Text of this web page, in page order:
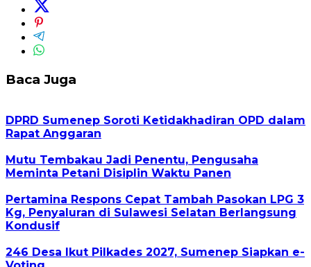
Baca Juga
DPRD Sumenep Soroti Ketidakhadiran OPD dalam
Rapat Anggaran
Mutu Tembakau Jadi Penentu, Pengusaha
Meminta Petani Disiplin Waktu Panen
Pertamina Respons Cepat Tambah Pasokan LPG 3
Kg, Penyaluran di Sulawesi Selatan Berlangsung
Kondusif
246 Desa Ikut Pilkades 2027, Sumenep Siapkan e-